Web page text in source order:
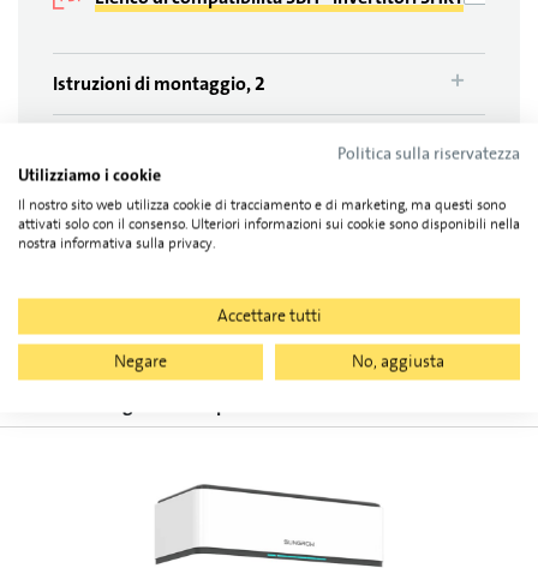
Istruzioni di montaggio, 2
Dichiarazioni di conformità, 1
Download di tutti i prodotti(7)
Politica sulla riservatezza
Utilizziamo i cookie
Il nostro sito web utilizza cookie di tracciamento e di marketing, ma questi sono
attivati solo con il consenso. Ulteriori informazioni sui cookie sono disponibili nella
nostra informativa sulla privacy.
Accettare tutti
Negare
No, aggiusta